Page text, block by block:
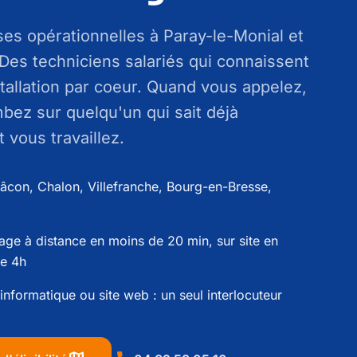
opérationnelles à Paray-le-Monial et
techniciens salariés qui connaissent
par coeur. Quand vous appelez,
sur quelqu'un qui sait déjà
vous travaillez.
Chalon, Villefranche, Bourg-en-Bresse,
à distance en moins de 20 min, sur site en
4h
ou site web : un seul interlocuteur